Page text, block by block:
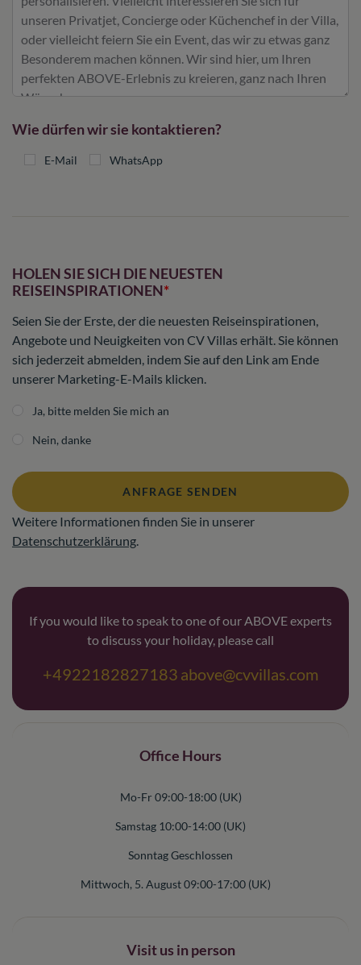
Wie dürfen wir sie kontaktieren?
E-Mail WhatsApp
HOLEN SIE SICH DIE NEUESTEN
REISEINSPIRATIONEN
Seien Sie der Erste, der die neuesten Reiseinspirationen,
Angebote und Neuigkeiten von CV Villas erhält. Sie können
sich jederzeit abmelden, indem Sie auf den Link am Ende
unserer Marketing-E-Mails klicken.
Ja, bitte melden Sie mich an
Nein, danke
ANFRAGE SENDEN
Weitere Informationen finden Sie in unserer
Datenschutzerklärung.
If you would like to speak to one of our ABOVE experts
to discuss your holiday, please call
+4922182827183 above@cvvillas.com
Office Hours
Mo-Fr 09:00-18:00 (UK)
Samstag 10:00-14:00 (UK)
Sonntag Geschlossen
Mittwoch, 5. August 09:00-17:00 (UK)
Visit us in person